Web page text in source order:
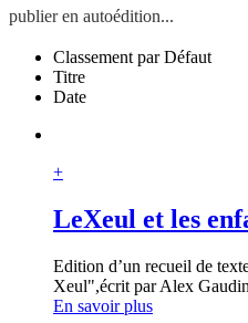
publier en autoédition...
Classement par Défaut
Titre
Date
+
LeXeul et les
Edition d’un recueil de
Xeul",écrit par Alex
En savoir plus